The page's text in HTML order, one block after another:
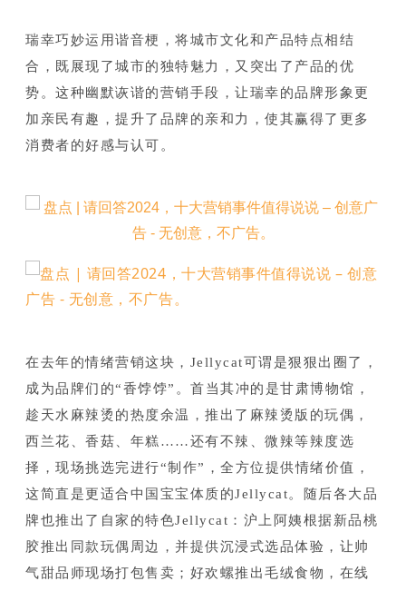
瑞幸巧妙运用谐音梗，将城市文化和产品特点相结
合，既展现了城市的独特魅力，又突出了产品的优
势。 这种幽默诙谐的营销手段，让瑞幸的品牌形象更
加亲民有趣，提升了品牌的亲和力，使其赢得了更多
消费者的好感与认可。
在去年的情绪营销这块，Jellycat可谓是狠狠出圈了，
成为品牌们的“香饽饽”。 首当其冲的是甘肃博物馆，
趁天水麻辣烫的热度余温，推出了麻辣烫版的玩偶，
西兰花、香菇、年糕……还有不辣、微辣等辣度选
择，现场挑选完进行“制作”，全方位提供情绪价值，
这简直是更适合中国宝宝体质的Jellycat。
随后各大品
牌也推出了自家的特色Jellycat： 沪上阿姨根据新品桃
胶推出同款玩偶周边，并提供沉浸式选品体验，让帅
气甜品师现场打包售卖； 好欢螺推出毛绒食物，在线